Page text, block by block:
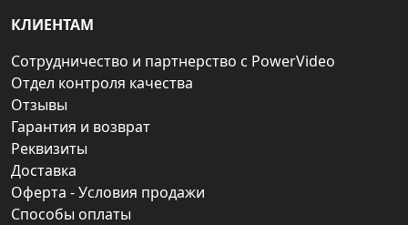
КЛИЕНТАМ
Сотрудничество и партнерство с PowerVideo
Отдел контроля качества
Отзывы
Гарантия и возврат
Реквизиты
Доставка
Оферта - Условия продажи
Способы оплаты